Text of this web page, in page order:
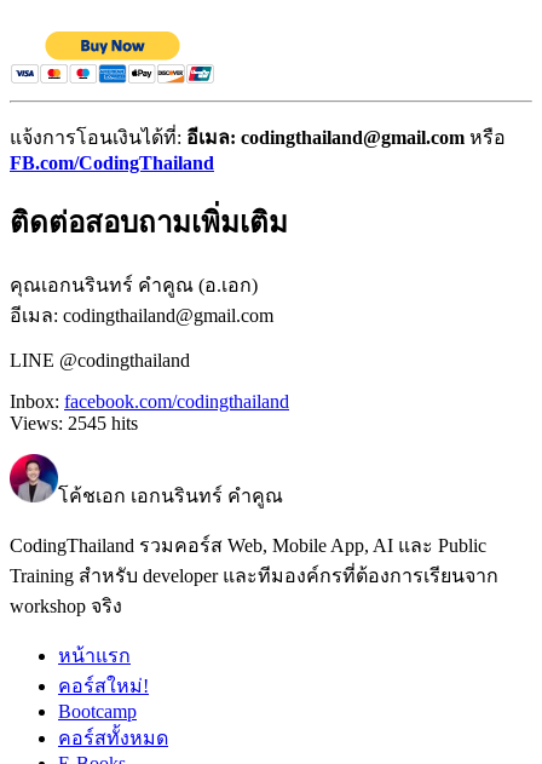
แจ้งการโอนเงินได้ที่: อีเมล: codingthailand@gmail.com หรือ
FB.com/CodingThailand
ติดต่อสอบถามเพิ่มเติม
คุณเอกนรินทร์ คำคูณ (อ.เอก)
อีเมล: codingthailand@gmail.com
LINE @codingthailand
Inbox: facebook.com/codingthailand
Views: 2545 hits
โค้ชเอก เอกนรินทร์ คำคูณ
CodingThailand รวมคอร์ส Web, Mobile App, AI และ Public
Training สำหรับ developer และทีมองค์กรที่ต้องการเรียนจาก
workshop จริง
หน้าแรก
คอร์สใหม่!
Bootcamp
คอร์สทั้งหมด